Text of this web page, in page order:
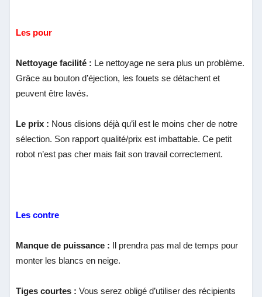
Les pour
Nettoyage facilité : Le nettoyage ne sera plus un problème.
Grâce au bouton d’éjection, les fouets se détachent et
peuvent être lavés.
Le prix : Nous disions déjà qu’il est le moins cher de notre
sélection. Son rapport qualité/prix est imbattable. Ce petit
robot n’est pas cher mais fait son travail correctement.
Les contre
Manque de puissance : Il prendra pas mal de temps pour
monter les blancs en neige.
Tiges courtes : Vous serez obligé d’utiliser des récipients